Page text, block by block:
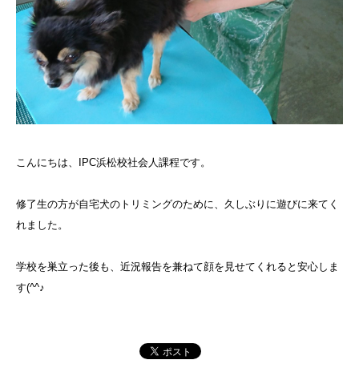
こんにちは、IPC浜松校社会人課程です。
修了生の方が自宅犬のトリミングのために、久しぶりに遊びに来てく
れました。
学校を巣立った後も、近況報告を兼ねて顔を見せてくれると安心しま
す(^^♪